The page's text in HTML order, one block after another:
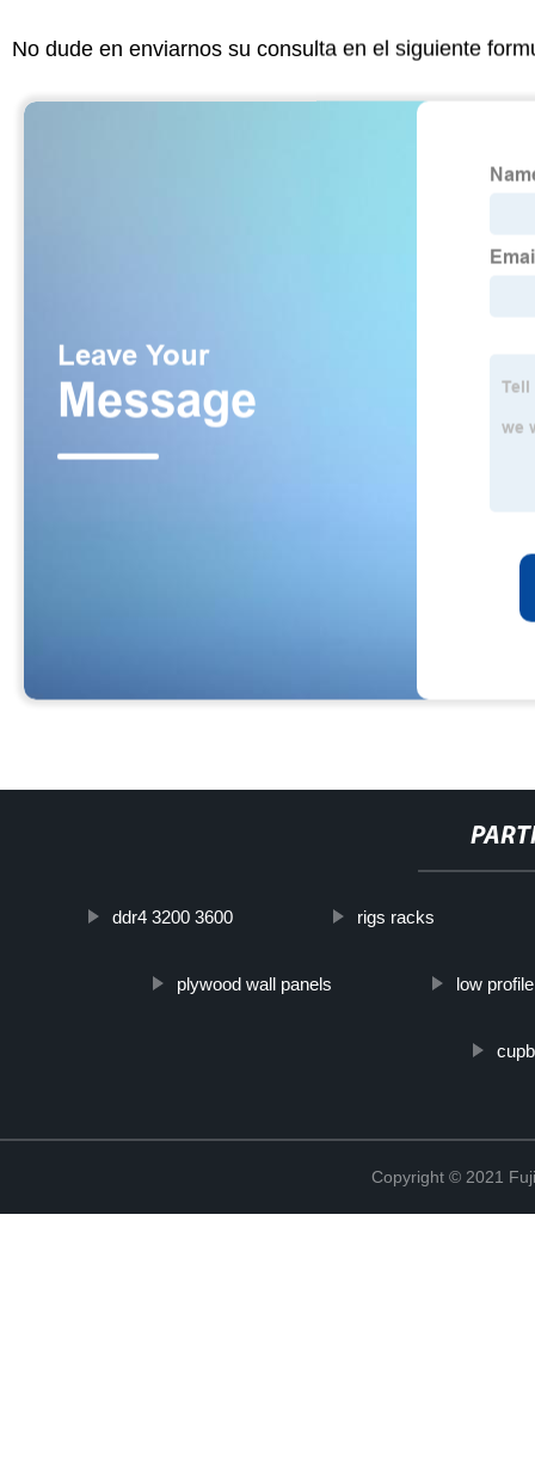
No dude en enviarnos su consulta en el siguiente
ddr4 3200 3600 rigs racks
plywood wall panels low
Copyright © 2021